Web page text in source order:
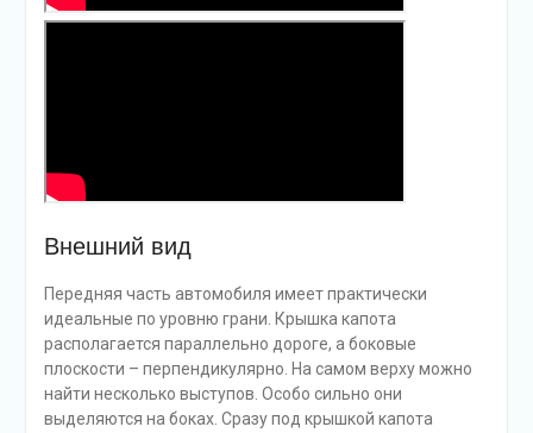
Внешний вид
Передняя часть автомобиля имеет практически
идеальные по уровню грани. Крышка капота
располагается параллельно дороге, а боковые
плоскости – перпендикулярно. На самом верху можно
найти несколько выступов. Особо сильно они
выделяются на боках. Сразу под крышкой капота